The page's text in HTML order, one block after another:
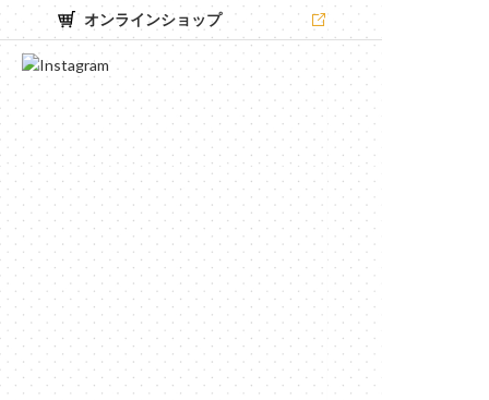
オンラインショップ